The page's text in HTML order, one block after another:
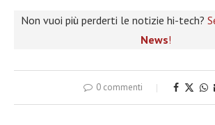
Non vuoi più perderti le notizie hi-tech?
News!
0 commenti